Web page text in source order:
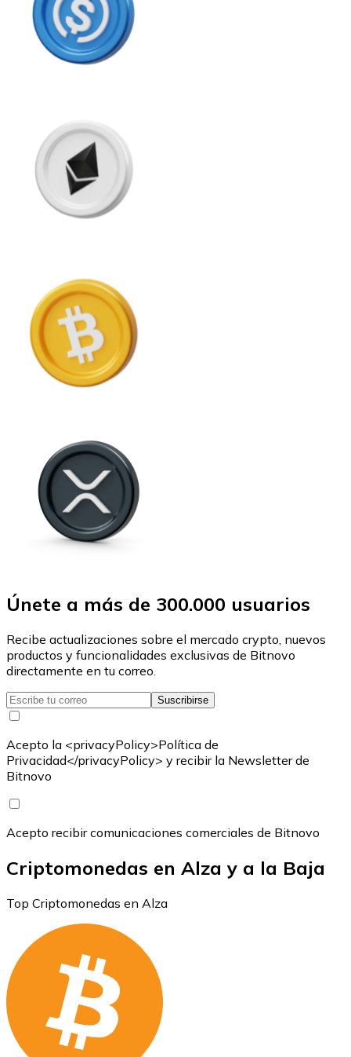
Únete a más de 300.000 usuarios
Recibe actualizaciones sobre el mercado crypto, nuevos
productos y funcionalidades exclusivas de Bitnovo
directamente en tu correo.
Suscribirse
Acepto la <privacyPolicy>Política de
Privacidad</privacyPolicy> y recibir la Newsletter de
Bitnovo
Acepto recibir comunicaciones comerciales de Bitnovo
Criptomonedas en Alza y a la Baja
Top Criptomonedas en Alza